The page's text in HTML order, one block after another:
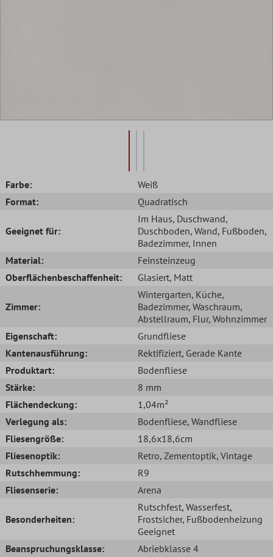
Farbe:
Weiß
Format:
Quadratisch
Geeignet für:
Im Haus, Duschwand,
Duschboden, Wand, Fußboden,
Badezimmer, Innen
Material:
Feinsteinzeug
Oberflächenbeschaffenheit:
Glasiert, Matt
Zimmer:
Wintergarten, Küche,
Badezimmer, Waschraum,
Abstellraum, Flur, Wohnzimmer
Eigenschaft:
Grundfliese
Kantenausführung:
Rektifiziert, Gerade Kante
Produktart:
Bodenfliese
Stärke:
8 mm
Flächendeckung:
1,04m²
Verlegung als:
Bodenfliese, Wandfliese
Fliesengröße:
18,6x18,6cm
Fliesenoptik:
Retro, Zementoptik, Vintage
Rutschhemmung:
R9
Fliesenserie:
Arena
Besonderheiten:
Rutschfest, Wasserfest,
Frostsicher, Fußbodenheizung
Geeignet
Beanspruchungsklasse:
Abriebklasse 4